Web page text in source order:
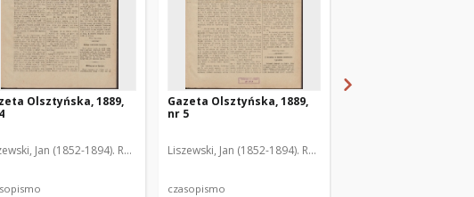
Olsztyńska, 1889,
Jan (1852-1894). Red.
Gazeta Olsztyńska, 1889,
nr 5
Liszewski, Jan (1852-1894). Red.
czasopismo